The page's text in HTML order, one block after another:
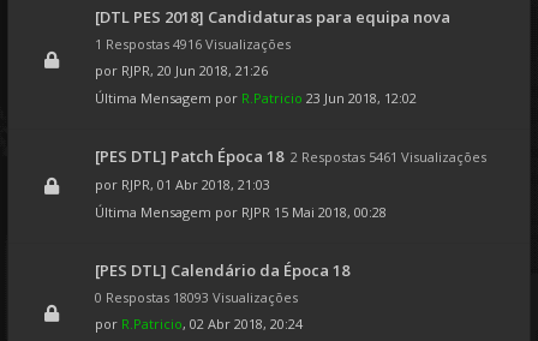
[DTL PES 2018] Candidaturas para equipa nova
1 Respostas 4916 Visualizações
por RJPR, 20 Jun 2018, 21:26
Última Mensagem por R.Patricio 23 Jun 2018, 12:02
[PES DTL] Patch Época 18 2 Respostas 5461 Visualizações
por RJPR, 01 Abr 2018, 21:03
Última Mensagem por RJPR 15 Mai 2018, 00:28
[PES DTL] Calendário da Época 18
0 Respostas 18093 Visualizações
por R.Patricio, 02 Abr 2018, 20:24